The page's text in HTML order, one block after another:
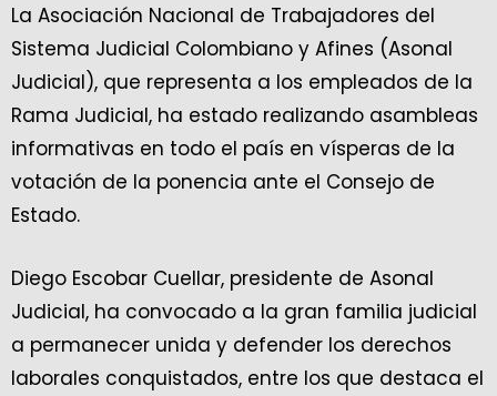
La Asociación Nacional de Trabajadores del
Sistema Judicial Colombiano y Afines (Asonal
Judicial), que representa a los empleados de la
Rama Judicial, ha estado realizando asambleas
informativas en todo el país en vísperas de la
votación de la ponencia ante el Consejo de
Estado.
Diego Escobar Cuellar, presidente de Asonal
Judicial, ha convocado a la gran familia judicial
a permanecer unida y defender los derechos
laborales conquistados, entre los que destaca el